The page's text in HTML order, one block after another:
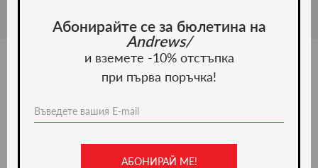
Абонирайте се за бюлетина на
Andrews/
и вземете -10% отстъпка
при първа поръчка!
АБОНИРАЙ МЕ!